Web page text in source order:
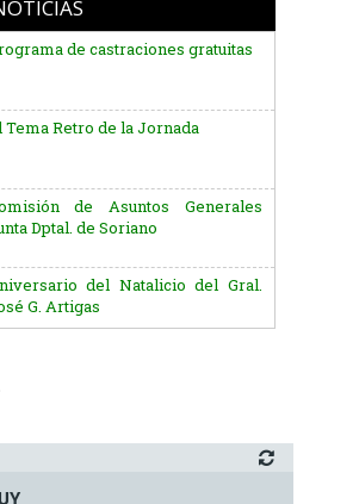
de castraciones gratuitas
Tema Retro de la Jornada
de Asuntos Generales
Dptal. de Soriano
del Natalicio del Gral.
G. Artigas
Dptal. de Soriano